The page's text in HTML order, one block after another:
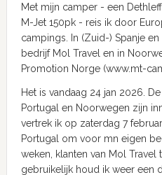
Met mijn camper - een
M-Jet 150pk - reis ik door
campings. In (Zuid-) Spanje
bedrijf Mol Travel en in
Promotion Norge (www.mt-
Het is vandaag 24 jan 2026.
Portugal en Noorwegen zijn
vertrek ik op zaterdag 7
Portugal om voor mn eigen
weken, klanten van Mol Travel
gebruikelijk houd ik weer een